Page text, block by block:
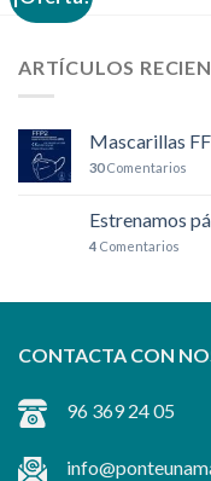
ARTÍCULOS
Mascarillas
30Comentarios
Estrenamos
4 Comentarios
CONTACTA CON
96 369 24 05